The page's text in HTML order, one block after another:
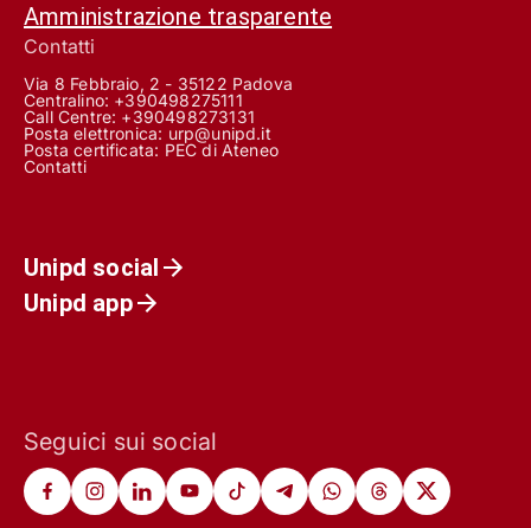
Amministrazione trasparente
Contatti
Via 8 Febbraio, 2 - 35122 Padova
Centralino: +390498275111
Call Centre: +390498273131
Posta elettronica: urp@unipd.it
Posta certificata: PEC di Ateneo
Contatti
Unipd social
Unipd app
Seguici sui social